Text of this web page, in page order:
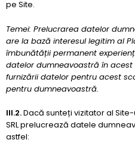
pe Site.
Temei: Prelucrarea datelor
are la bază interesul legitim al
îmbunătății permanent
datelor dumneavoastră în acest
furnizării datelor pentru acest
pentru dumneavoastră.
III.2.Dacă sunteți vizitator al
SRL prelucrează datele
astfel: